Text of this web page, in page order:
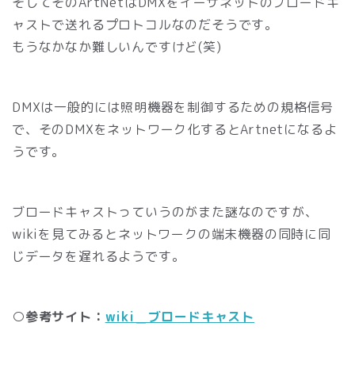
ャストで送れるプロトコルなのだそうです。
もうなかなか難しいんですけど(笑)
DMXは一般的には照明機器を制御するための規格信号
で、そのDMXをネットワーク化するとArtnetになるよ
うです。
ブロードキャストっていうのがまた謎なのですが、
wikiを見てみるとネットワークの端末機器の同時に同
じデータを遅れるようです。
○参考サイト： wiki＿ブロードキャスト